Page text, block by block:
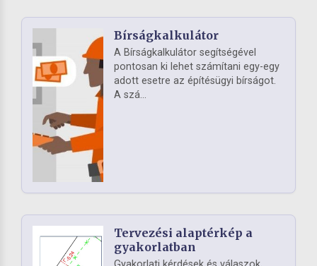
Bírságkalkulátor
A Bírságkalkulátor segítségével
pontosan ki lehet számítani egy-egy
adott esetre az építésügyi bírságot.
A szá...
Tervezési alaptérkép a
gyakorlatban